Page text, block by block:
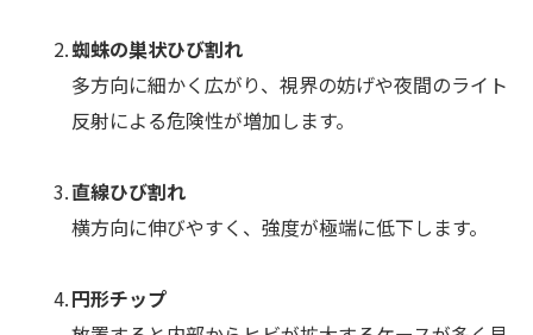
蜘蛛の巣状ひび割れ
多方向に細かく広がり、視界の妨げや夜間のライト
反射による危険性が増加します。
直線ひび割れ
横方向に伸びやすく、強度が極端に低下します。
円形チップ